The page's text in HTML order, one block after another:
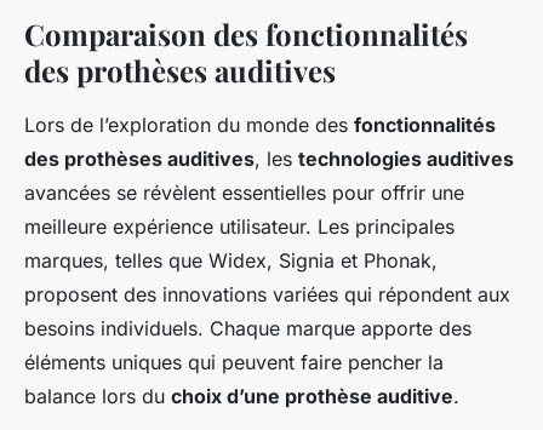
Comparaison des fonctionnalités
des prothèses auditives
Lors de l’exploration du monde des fonctionnalités
des prothèses auditives, les technologies auditives
avancées se révèlent essentielles pour offrir une
meilleure expérience utilisateur. Les principales
marques, telles que Widex, Signia et Phonak,
proposent des innovations variées qui répondent aux
besoins individuels. Chaque marque apporte des
éléments uniques qui peuvent faire pencher la
balance lors du choix d’une prothèse auditive.